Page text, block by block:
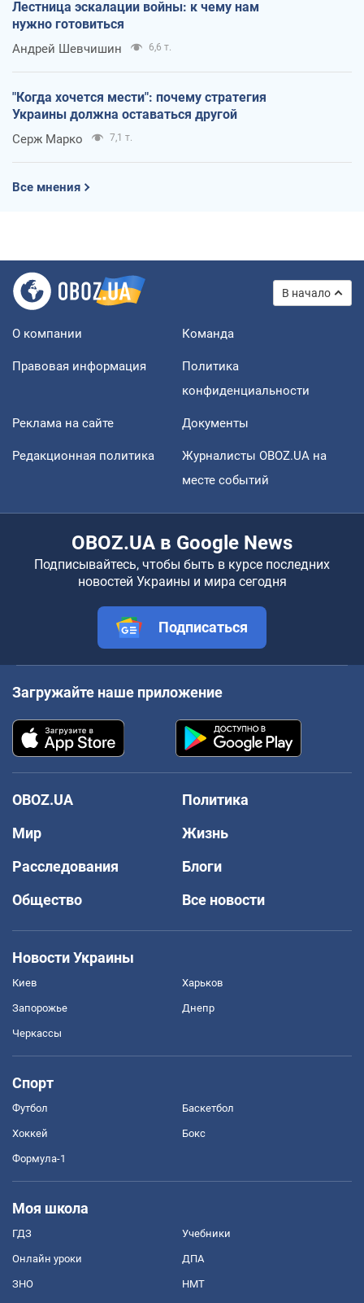
Лестница эскалации войны: к чему нам
нужно готовиться
Андрей Шевчишин 6,6 т.
"Когда хочется мести": почему стратегия
Украины должна оставаться другой
Серж Марко 7,1 т.
Все мнения
В начало
О компании Команда
Правовая информация
Политика
конфиденциальности
Реклама на сайте Документы
Редакционная политика
Журналисты OBOZ.UA на
месте событий
OBOZ.UA в Google News
Подписывайтесь, чтобы быть в курсе последних
новостей Украины и мира сегодня
Подписаться
Загружайте наше приложение
OBOZ.UA
Политика
Мир
Жизнь
Расследования
Блоги
Общество
Все новости
Новости Украины
Киев Харьков
Запорожье Днепр
Черкассы
Спорт
Футбол Баскетбол
Хоккей Бокс
Формула-1
Моя школа
ГДЗ Учебники
Онлайн уроки ДПА
ЗНО НМТ